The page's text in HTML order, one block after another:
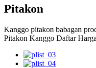
Pitakon
Kanggo pitakon babagan
Pitakon Kanggo Daftar Harga